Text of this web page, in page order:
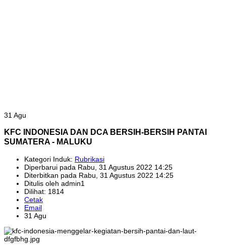
31 Agu
KFC INDONESIA DAN DCA BERSIH-BERSIH PANTAI
SUMATERA - MALUKU
Kategori Induk: Rubrikasi
Diperbarui pada Rabu, 31 Agustus 2022 14:25
Diterbitkan pada Rabu, 31 Agustus 2022 14:25
Ditulis oleh admin1
Dilihat: 1814
Cetak
Email
31 Agu